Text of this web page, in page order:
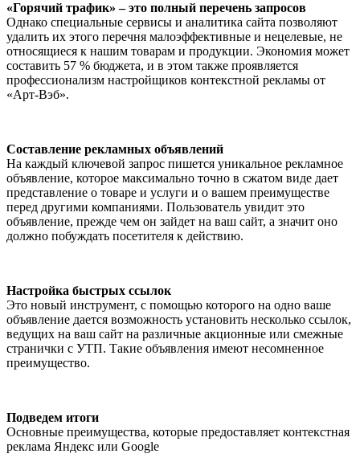
«Горячий трафик» – это полный перечень запросов
Однако специальные сервисы и аналитика сайта позволяют
удалить их этого перечня малоэффективные и нецелевые, не
относящиеся к нашим товарам и продукции. Экономия может
составить 57 % бюджета, и в этом также проявляется
профессионализм настройщиков контекстной рекламы от
«Арт-Вэб».
Составление рекламных объявлений
На каждый ключевой запрос пишется уникальное рекламное
объявление, которое максимально точно в сжатом виде дает
представление о товаре и услуги и о вашем преимуществе
перед другими компаниями. Пользователь увидит это
объявление, прежде чем он зайдет на ваш сайт, а значит оно
должно побуждать посетителя к действию.
Настройка быстрых ссылок
Это новый инструмент, с помощью которого на одно ваше
объявление дается возможность установить несколько ссылок,
ведущих на ваш сайт на различные акционные или смежные
странички с УТП. Такие объявления имеют несомненное
преимущество.
Подведем итоги
Основные преимущества, которые предоставляет контекстная
реклама Яндекс или Google